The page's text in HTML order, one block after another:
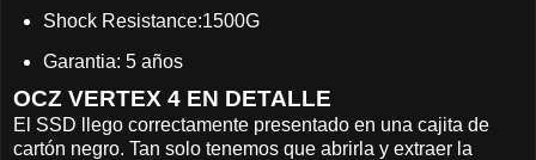
Shock Resistance:1500G
Garantia: 5 años
OCZ VERTEX 4 EN DETALLE
El SSD llego correctamente presentado en una cajita de
cartón negro. Tan solo tenemos que abrirla y extraer la